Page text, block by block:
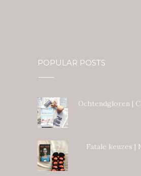
POPULAR POSTS
Ochtendgloren |
Fatale keuzes |